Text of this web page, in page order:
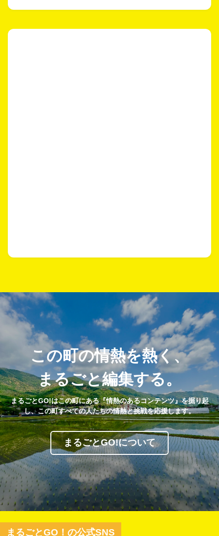
この町の情熱を熱く、
まるごと編集する。
まるごとGO!はこの町にある『情熱のあるコンテンツ』を掘り起
し、この町すべての人たちの情熱と挑戦を応援します。
まるごとGO!について
まるごとGO！の公式SNS